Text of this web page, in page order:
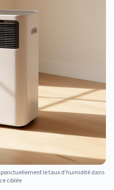
le taux d'humidité dans
ciblée